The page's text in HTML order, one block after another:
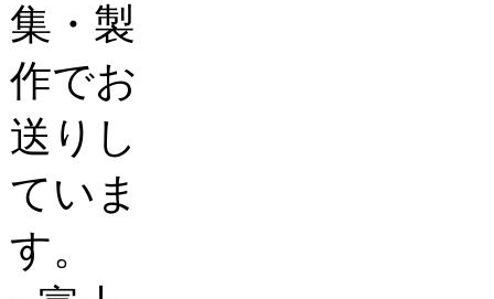
集・製
作でお
送りし
ていま
す。